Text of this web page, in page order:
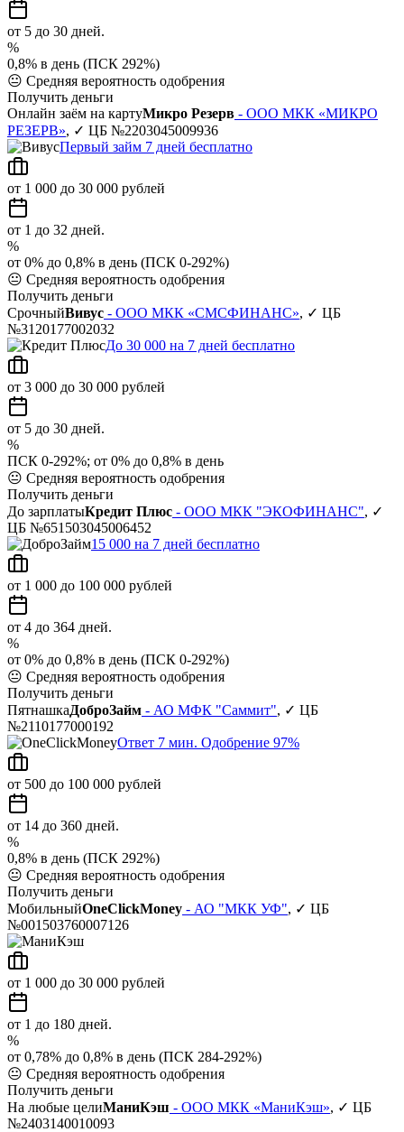
от 5 до 30 дней.
%
0,8% в день (ПСК 292%)
😐 Средняя вероятность одобрения
Получить деньги
Онлайн заём на картуМикро Резерв - ООО МКК «МИКРО
РЕЗЕРВ», ✓ ЦБ №2203045009936
Первый займ 7 дней бесплатно
от 1 000 до 30 000 рублей
от 1 до 32 дней.
%
от 0% до 0,8% в день (ПСК 0-292%)
😐 Средняя вероятность одобрения
Получить деньги
СрочныйВивус - ООО МКК «СМСФИНАНС», ✓ ЦБ
№3120177002032
До 30 000 на 7 дней бесплатно
от 3 000 до 30 000 рублей
от 5 до 30 дней.
%
ПСК 0-292%; от 0% до 0,8% в день
😐 Средняя вероятность одобрения
Получить деньги
До зарплатыКредит Плюс - ООО МКК "ЭКОФИНАНС", ✓
ЦБ №651503045006452
15 000 на 7 дней бесплатно
от 1 000 до 100 000 рублей
от 4 до 364 дней.
%
от 0% до 0,8% в день (ПСК 0-292%)
😐 Средняя вероятность одобрения
Получить деньги
ПятнашкаДоброЗайм - АО МФК "Саммит", ✓ ЦБ
№2110177000192
Ответ 7 мин. Одобрение 97%
от 500 до 100 000 рублей
от 14 до 360 дней.
%
0,8% в день (ПСК 292%)
😐 Средняя вероятность одобрения
Получить деньги
МобильныйOneClickMoney - АО "МКК УФ", ✓ ЦБ
№001503760007126
от 1 000 до 30 000 рублей
от 1 до 180 дней.
%
от 0,78% до 0,8% в день (ПСК 284-292%)
😐 Средняя вероятность одобрения
Получить деньги
На любые целиМаниКэш - ООО МКК «МаниКэш», ✓ ЦБ
№2403140010093